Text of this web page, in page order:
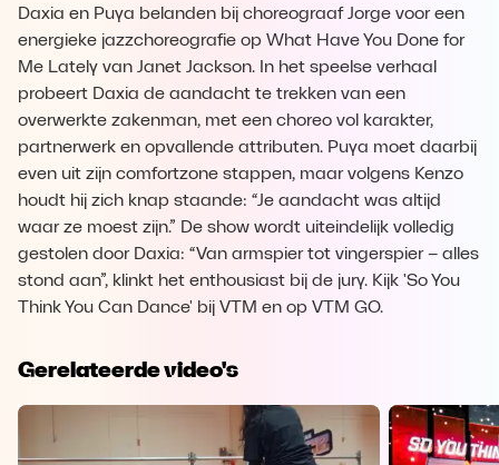
Daxia en Puya belanden bij choreograaf Jorge voor een
energieke jazzchoreografie op What Have You Done for
Me Lately van Janet Jackson. In het speelse verhaal
probeert Daxia de aandacht te trekken van een
overwerkte zakenman, met een choreo vol karakter,
partnerwerk en opvallende attributen. Puya moet daarbij
even uit zijn comfortzone stappen, maar volgens Kenzo
houdt hij zich knap staande: “Je aandacht was altijd
waar ze moest zijn.” De show wordt uiteindelijk volledig
gestolen door Daxia: “Van armspier tot vingerspier – alles
stond aan”, klinkt het enthousiast bij de jury. Kijk 'So You
Think You Can Dance' bij VTM en op VTM GO.
Gerelateerde video's